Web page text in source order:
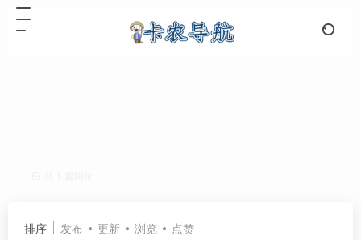
排序 发布 更新 浏览 点赞